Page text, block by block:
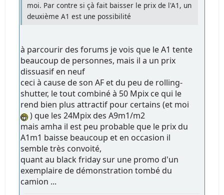
moi. Par contre si çà fait baisser le prix de l'A1, un
deuxième A1 est une possibilité
à parcourir des forums je vois que le A1 tente
beaucoup de personnes, mais il a un prix
dissuasif en neuf
ceci à cause de son AF et du peu de rolling-
shutter, le tout combiné à 50 Mpix ce qui le
rend bien plus attractif pour certains (et moi
) que les 24Mpix des A9m1/m2
mais amha il est peu probable que le prix du
A1m1 baisse beaucoup et en occasion il
semble très convoité,
quant au black friday sur une promo d'un
exemplaire de démonstration tombé du
camion ...